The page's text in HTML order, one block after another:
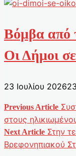
Βόμβα από
Οι Δήμοι
23 Ιουλίου 2026
Πλοήγηση
άρθρων
Previous Article
στους
Next Article Στην
Βρεφονηπιακού